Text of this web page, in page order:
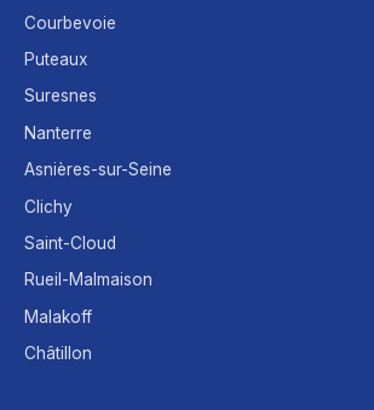
Courbevoie
Puteaux
Suresnes
Nanterre
Asnières-sur-Seine
Clichy
Saint-Cloud
Rueil-Malmaison
Malakoff
Châtillon